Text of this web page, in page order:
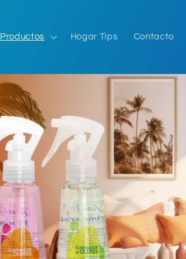
Productos Hogar Tips Contacto